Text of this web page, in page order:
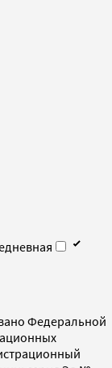
Федеральной